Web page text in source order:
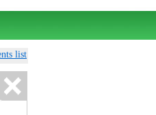
list